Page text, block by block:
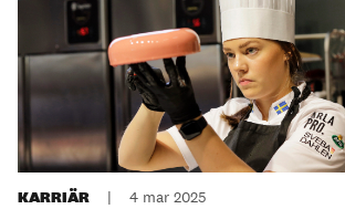
KARRIÄR | 4 mar 2025